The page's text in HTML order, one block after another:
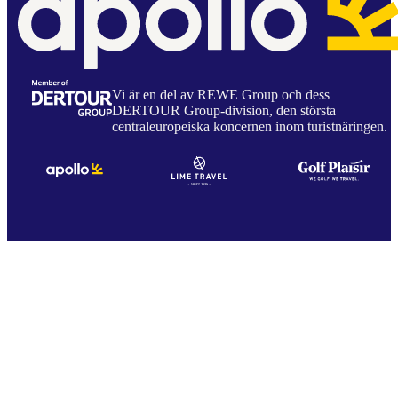
Vi är en del av REWE Group och dess
DERTOUR Group-division, den största
centraleuropeiska koncernen inom turistnäringen.